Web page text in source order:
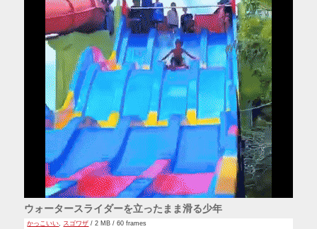
ウォータースライダーを立ったまま滑る少年
かっこいい スゴワザ / 2 MB / 60 frames